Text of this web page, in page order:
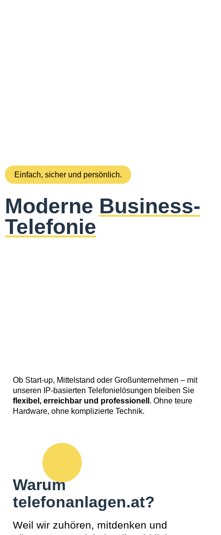
Einfach, sicher und persönlich.
Moderne Business-
Telefonie
Ob Start-up, Mittelstand oder Großunternehmen – mit
unseren IP-basierten Telefonielösungen bleiben Sie
flexibel, erreichbar und professionell . Ohne teure
Hardware, ohne komplizierte Technik.
Warum
telefonanlagen.at?
Weil wir zuhören, mitdenken und